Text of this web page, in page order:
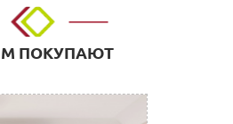
расчетом в салоне по
ул. Невзоровых, д.64,
физических и юридических лиц.
ПОКУПАЮТ